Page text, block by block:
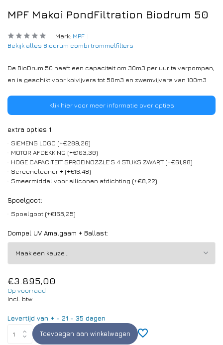
MPF Makoi PondFiltration Biodrum 50
Merk: MPF
Bekijk alles Biodrum combi trommelfilters
De BioDrum 50 heeft een capaciteit om 30m3 per uur te verpompen,
en is geschikt voor koivijvers tot 50m3 en zwemvijvers van 100m3
Klik hier voor meer informatie over opties
extra opties 1:
SIEMENS LOGO (+€289,26)
MOTOR AFDEKKING (+€103,30)
HOGE CAPACITEIT SPROEINOZZLE'S 4 STUKS ZWART (+€61,98)
Screencleaner + (+€16,48)
Smeermiddel voor siliconen afdichting (+€8,22)
Spoelgoot:
Spoelgoot (+€165,25)
Dompel UV Amalgaam + Ballast:
€3.895,00
Op voorraad
Incl. btw
Levertijd van + - 21 - 35 dagen
Toevoegen aan winkelwagen